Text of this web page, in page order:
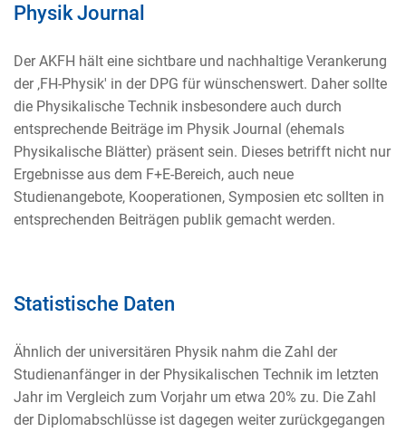
Physik Journal
Der AKFH hält eine sichtbare und nachhaltige Verankerung
der ‚FH-Physik' in der DPG für wünschenswert. Daher sollte
die Physikalische Technik insbesondere auch durch
entsprechende Beiträge im Physik Journal (ehemals
Physikalische Blätter) präsent sein. Dieses betrifft nicht nur
Ergebnisse aus dem F+E-Bereich, auch neue
Studienangebote, Kooperationen, Symposien etc sollten in
entsprechenden Beiträgen publik gemacht werden.
Statistische Daten
Ähnlich der universitären Physik nahm die Zahl der
Studienanfänger in der Physikalischen Technik im letzten
Jahr im Vergleich zum Vorjahr um etwa 20% zu. Die Zahl
der Diplomabschlüsse ist dagegen weiter zurückgegangen